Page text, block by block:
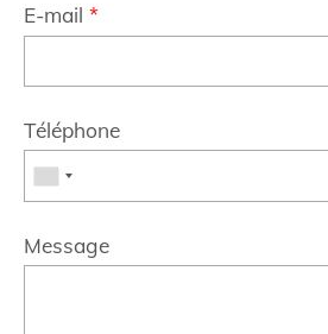
E-mail *
Téléphone
Message